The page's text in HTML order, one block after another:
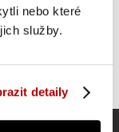
nebo které
služby.
detaily